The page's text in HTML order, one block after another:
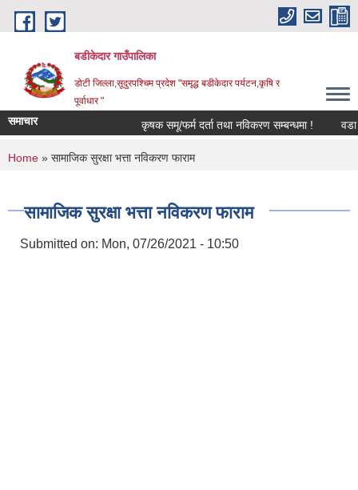
Skip to main content
बडीकेदार गाउँपालिका
डोटी जिल्ला,सूदुरपश्चिम प्रदेश "समृद्ध बडीकेदार पर्यटन,कृषि र
पूर्वाधार "
समाचार कृषक समू/फर्म दर्ता तथा नविकरण सम्बन्धमा !
You are here
Home » सामाजिक सुरक्षा भत्ता नविकरण फाराम
सामाजिक सुरक्षा भत्ता नविकरण फाराम
Submitted on: Mon, 07/26/2021 - 10:50